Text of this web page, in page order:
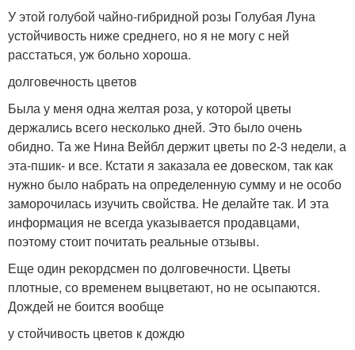
У этой голубой чайно-гибридной розы Голубая Луна
устойчивость ниже среднего, но я не могу с ней
расстаться, уж больно хороша.
долговечность цветов
Была у меня одна желтая роза, у которой цветы
держались всего несколько дней. Это было очень
обидно. Та же Нина Вейбл держит цветы по 2-3 недели, а
эта-пшик- и все. Кстати я заказала ее довеском, так как
нужно было набрать на определенную сумму и не особо
заморочилась изучить свойства. Не делайте так. И эта
информация не всегда указывается продавцами,
поэтому стоит почитать реальные отзывы.
Еще один рекордсмен по долговечности. Цветы
плотные, со временем выцветают, но не осыпаются.
Дождей не боится вообще
у стойчивость цветов к дождю